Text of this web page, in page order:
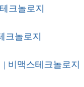
크놀로지
크놀로지
비맥스테크놀로지